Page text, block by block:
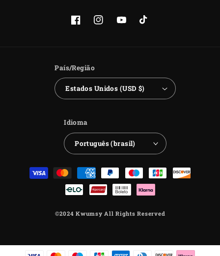
FacebookInstagramYouTubeTikTok
País/Região
Estados Unidos (USD $)
Idioma
Português (brasil)
Formas
©2024 Kwumsy All Rights Reserved